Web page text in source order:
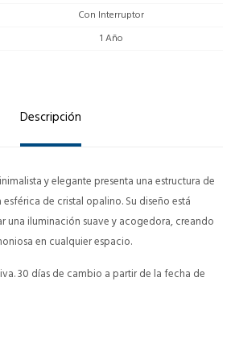
Con Interruptor
1 Año
Descripción
y elegante presenta una estructura de
de cristal opalino. Su diseño está
una iluminación suave y acogedora, creando
en cualquier espacio.
30 días de cambio a partir de la fecha de